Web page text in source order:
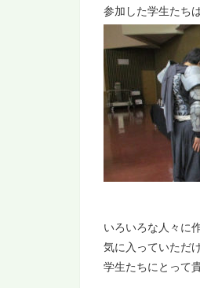
参加した学生たち
いろいろな人々に
気に入っていただ
学生たちにとって